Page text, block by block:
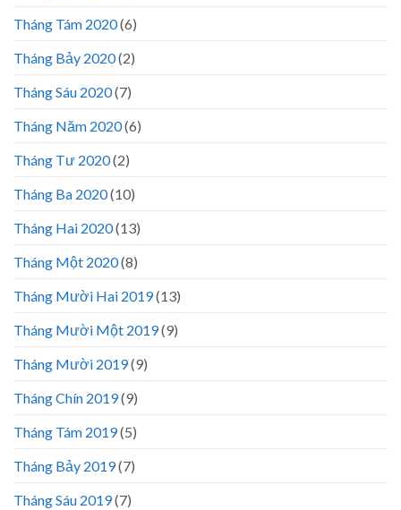
Tháng Tám 2020(6)
Tháng Bảy 2020(2)
Tháng Sáu 2020(7)
Tháng Năm 2020(6)
Tháng Tư 2020(2)
Tháng Ba 2020(10)
Tháng Hai 2020(13)
Tháng Một 2020(8)
Tháng Mười Hai 2019(13)
Tháng Mười Một 2019(9)
Tháng Mười 2019(9)
Tháng Chín 2019(9)
Tháng Tám 2019(5)
Tháng Bảy 2019(7)
Tháng Sáu 2019(7)